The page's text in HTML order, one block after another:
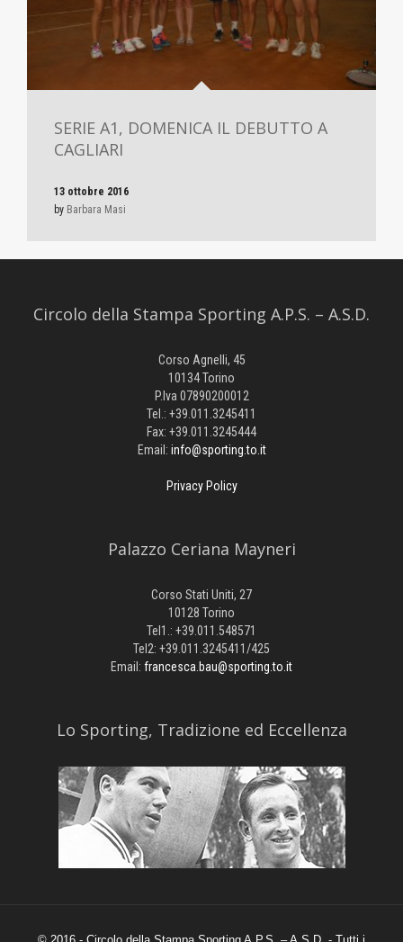
SERIE A1, DOMENICA IL DEBUTTO A
CAGLIARI
13 ottobre 2016
by Barbara Masi
Circolo della Stampa Sporting A.P.S. – A.S.D.
Corso Agnelli, 45
10134 Torino
P.Iva 07890200012
Tel.: +39.011.3245411
Fax: +39.011.3245444
Email: info@sporting.to.it
Privacy Policy
Palazzo Ceriana Mayneri
Corso Stati Uniti, 27
10128 Torino
Tel1.: +39.011.548571
Tel2: +39.011.3245411/425
Email: francesca.bau@sporting.to.it
​Lo Sporting, Tradizione ed Eccellenza